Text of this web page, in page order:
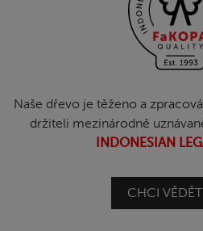
Naše dřevo je těženo a
držiteli mezinárodně
INDONESIAN
CHCI